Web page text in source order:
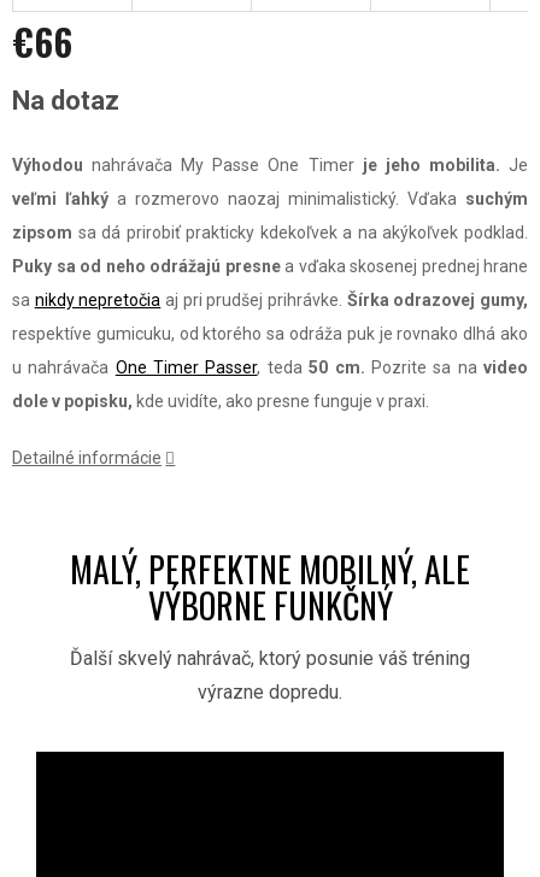
€66
Jednotková
cena:
Na dotaz
Výhodou nahrávača My Passe One Timer je jeho mobilita. Je
veľmi ľahký a rozmerovo naozaj minimalistický. Vďaka suchým
zipsom sa dá prirobiť prakticky kdekoľvek a na akýkoľvek podklad.
Puky sa od neho odrážajú presnea vďaka skosenej prednej hrane
sa nikdy nepretočia aj pri prudšej prihrávke. Šírka odrazovej gumy,
respektíve gumicuku, od ktorého sa odráža puk je rovnako dlhá ako
u nahrávača One Timer Passer, teda50 cm. Pozrite sa navideo
dole v popisku, kde uvidíte, ako presne funguje v praxi.
Detailné informácie
MALÝ, PERFEKTNE MOBILNÝ, ALE
VÝBORNE FUNKČNÝ
Ďalší skvelý nahrávač, ktorý posunie váš tréning
výrazne dopredu.